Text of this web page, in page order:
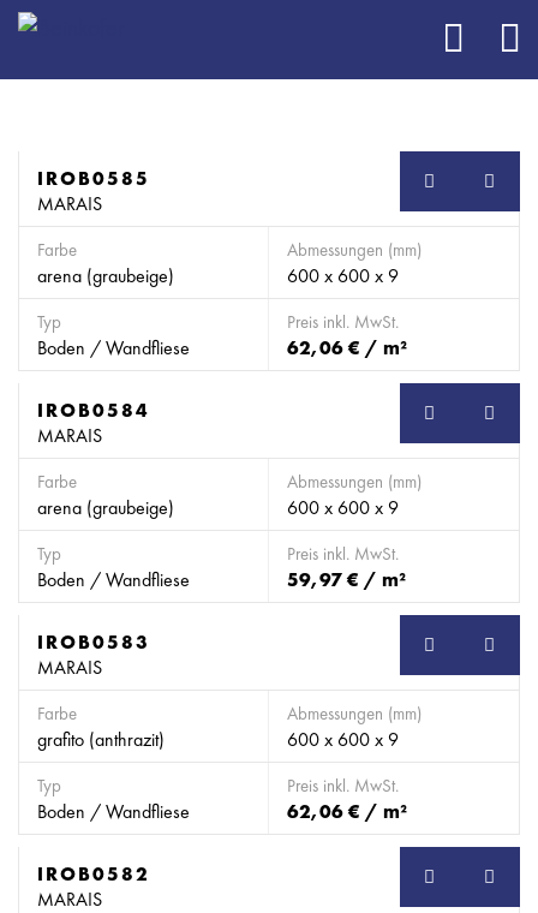
SB
IROB0585
MARAIS
Farbe
arena (graubeige)
Abmessungen (mm)
600 x 600 x 9
Typ
Boden / Wandfliese
Preis inkl. MwSt.
62,06 € / m²
SB
IROB0584
MARAIS
Farbe
arena (graubeige)
Abmessungen (mm)
600 x 600 x 9
Typ
Boden / Wandfliese
Preis inkl. MwSt.
59,97 € / m²
SB
IROB0583
MARAIS
Farbe
grafito (anthrazit)
Abmessungen (mm)
600 x 600 x 9
Typ
Boden / Wandfliese
Preis inkl. MwSt.
62,06 € / m²
SB
IROB0582
MARAIS